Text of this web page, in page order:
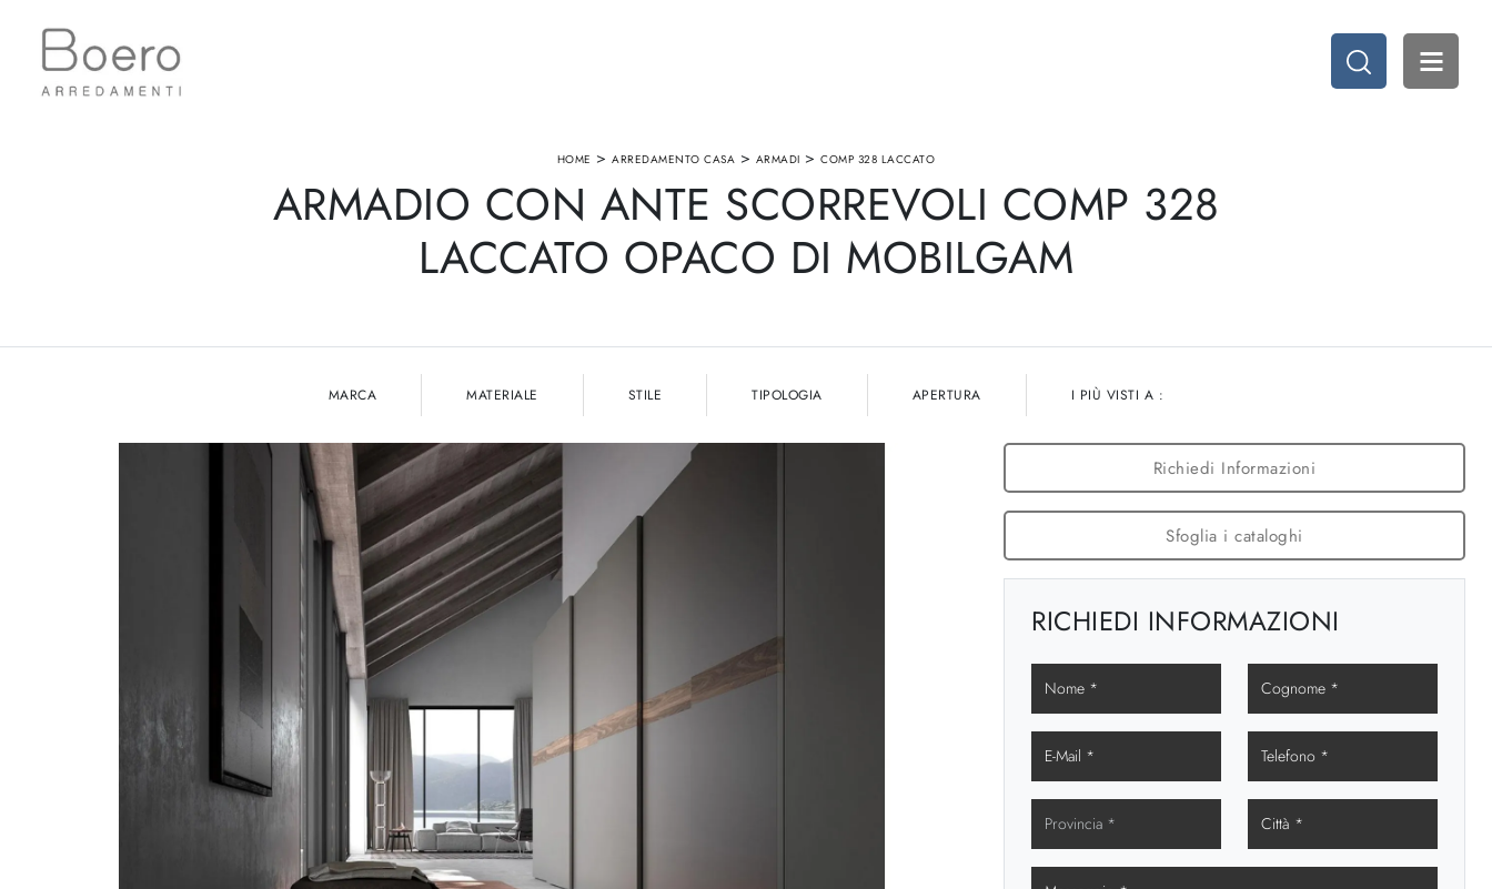
HOME >ARREDAMENTO CASA > ARMADI >COMP 328 LACCATO
ARMADIO CON ANTE SCORREVOLI COMP 328
LACCATO OPACO DI MOBILGAM
MARCA MATERIALE STILE TIPOLOGIA APERTURA I PIÙ VISTI A :
Richiedi Informazioni
Sfoglia i cataloghi
RICHIEDI INFORMAZIONI